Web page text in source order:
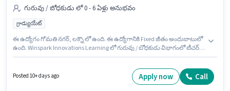
గురువు / బోధకుడు లో 0 - 6 ఏళ్లు అనుభవం
గ్రాడ్యుయేట్
ఈ ఉద్యోగం గోమతి నగర్, లక్నౌ లో ఉంది. ఈ ఉద్యోగానికి Fixed జీతం అందుబాటులో
ఉంది. Winspark Innovations Learning లో గురువు / బోధకుడు విభాగంలో టీచర్
₹40000 ఉంటుంది.
Posted 10+ days ago Apply now Call